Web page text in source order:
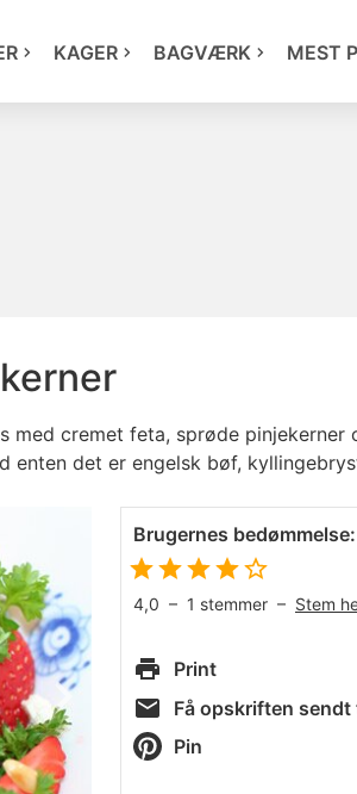
KAGER BAGVÆRK MEST
med cremet feta, sprøde pinjekerner
enten det er engelsk bøf,
Brugernes bedømmelse:
4,0 – 1 stemmer – Stem
Print
Få opskriften sendt
Pin